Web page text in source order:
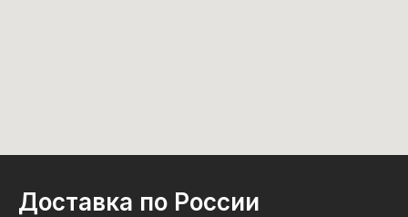
Доставка по России